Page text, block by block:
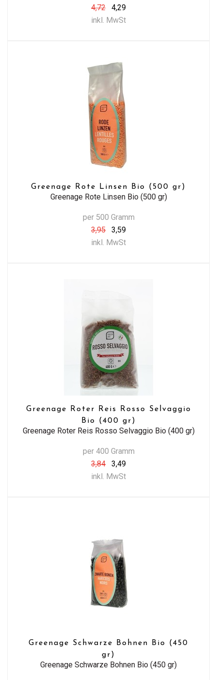
4,72
4,29
inkl. MwSt
Greenage Rote Linsen Bio (500 gr)
Greenage Rote Linsen Bio (500 gr)
per 500 Gramm
3,95
3,59
inkl. MwSt
Greenage Roter Reis Rosso Selvaggio
Bio (400 gr)
Greenage Roter Reis Rosso Selvaggio Bio (400 gr)
per 400 Gramm
3,84
3,49
inkl. MwSt
Greenage Schwarze Bohnen Bio (450
gr)
Greenage Schwarze Bohnen Bio (450 gr)